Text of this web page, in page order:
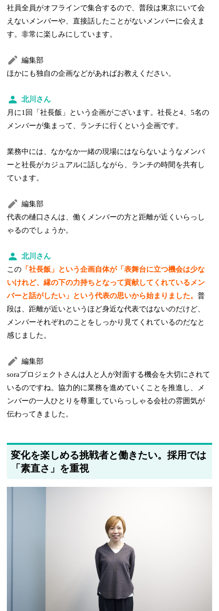
社員全員がオフラインで集合するので、普段は東京にいて会
えないメンバーや、直接話したことがないメンバーに会えま
す。非常に楽しみにしています。
編集部
ほかにも独自の企画などがあればお教えください。
北川さん
月に1回「社長飯」という企画がございます。社長と4、5名の
メンバーが集まって、ランチに行くという企画です。
業務中には、なかなか一緒の現場にはならないようなメンバ
ーと社長がカジュアルに話しながら、ランチの時間を共有し
ています。
編集部
代表の樋口さんは、働くメンバーの方と距離が近くいらっし
ゃるのでしょうか。
北川さん
この 「社長飯」という企画自体が「表舞台に立つ機会は少な
いけれど、縁の下の力持ちとなって貢献してくれているメン
バーと話がしたい」という代表の思いから始まりました。普
段は、距離が近いというほど身近な代表ではないのだけど、
メンバーそれぞれのことをしっかり見てくれているのだなと
感じました。
編集部
soraプロジェクトさんは人と人が対面する機会を大切にされて
いるのですね。協力的に業務を進めていくことを推進し、メ
ンバーの一人ひとりを尊重していらっしゃる会社の雰囲気が
伝わってきました。
変化を楽しめる挑戦者と働きたい。採用では
「素直さ」を重視